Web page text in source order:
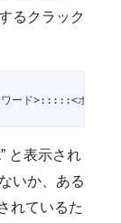
るクラック
ワード>:::::<ボリュ
と表示され
いか、ある
れているた